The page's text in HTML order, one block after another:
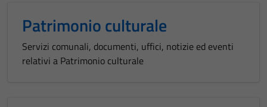
Patrimonio culturale
Servizi comunali, documenti, uffici, notizie ed eventi
relativi a Patrimonio culturale